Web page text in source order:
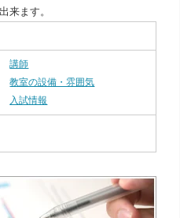
来ます。
講師
教室の設備・雰囲気
入試情報